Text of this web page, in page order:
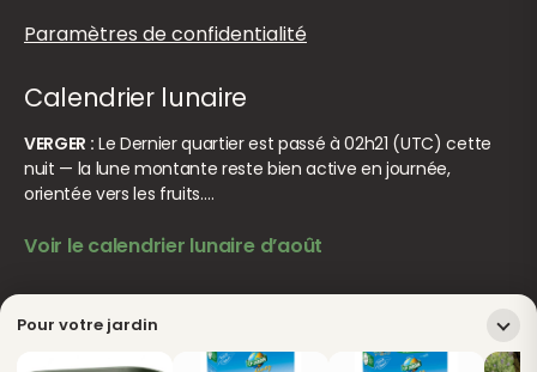
Pour votre jardin
Paramètres de confidentialité
Calendrier lunaire
VERGER : Le Dernier quartier est passé à 02h21 (UTC) cette
nuit — la lune montante reste bien active en journée,
orientée vers les fruits.…
Voir le calendrier lunaire d’août
© Jardiner Malin. Tous droits réservés.